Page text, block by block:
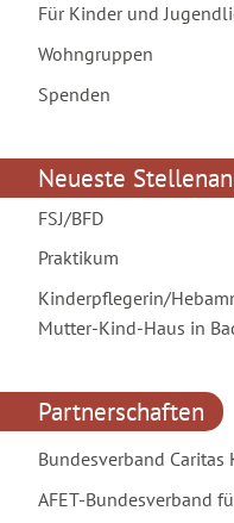
Für Kinder und
Wohngruppen
Spenden
Neueste
FSJ/BFD
Praktikum
Kinderpflegerin/
Mutter-Kind-Haus in
Partnerschaften
Bundesverband Caritas
AFET-Bundesverband